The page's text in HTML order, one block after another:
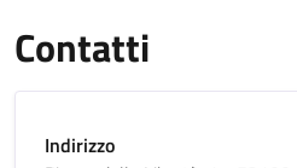
Contatti
Indirizzo